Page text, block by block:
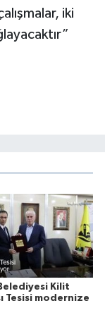
iki
Kilit
Tesisi modernize